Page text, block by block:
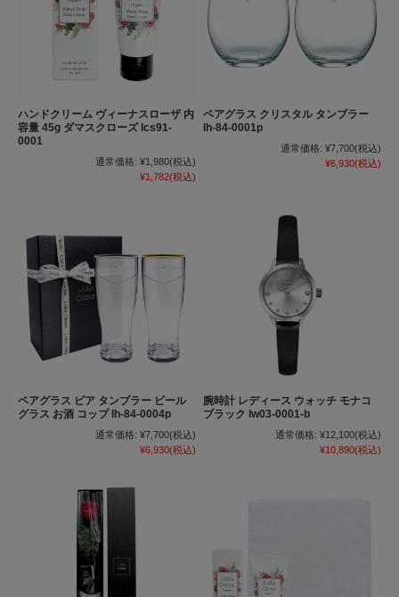
ハンドクリーム ヴィーナスローザ 内
容量 45g ダマスクローズ lcs91-
0001
通常価格: ¥1,980(税込)
¥1,782(税込)
ペアグラス クリスタル タンブラー
lh-84-0001p
通常価格: ¥7,700(税込)
¥6,930(税込)
ペアグラス ビア タンブラー ビール
グラス お酒 コップ lh-84-0004p
通常価格: ¥7,700(税込)
¥6,930(税込)
腕時計 レディース ウォッチ モナコ
ブラック lw03-0001-b
通常価格: ¥12,100(税込)
¥10,890(税込)